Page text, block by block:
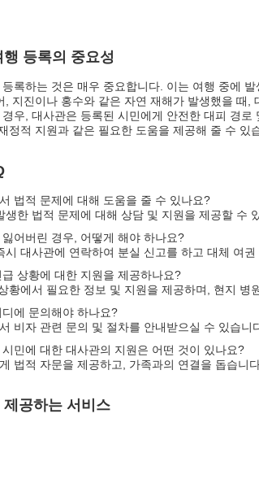
등록의 중요성
록하는 것은 매우 중요합니다. 이는 여행 중에
, 지진이나 홍수와 같은 자연 재해가 발생했을 때
우, 대사관은 등록된 시민에게 안전한 대피 경
정적 지원과 같은 필요한 도움을 제공해 줄 수
법적 문제에 대해 도움을 줄 수 있나요?
생한 법적 문제에 대해 상담 및 지원을 제공할 수
어버린 경우, 어떻게 해야 하나요?
시 대사관에 연락하여 분실 신고를 하고 대체 여
상황에 대한 지원을 제공하나요?
황에서 필요한 정보 및 지원을 제공하며, 현지 병
에 문의해야 하나요?
비자 관련 문의 및 절차를 안내받으실 수 있습니
민에 대한 대사관의 지원은 어떤 것이 있나요?
법적 자문을 제공하고, 가족과의 연결을 돕습니
공하는 서비스